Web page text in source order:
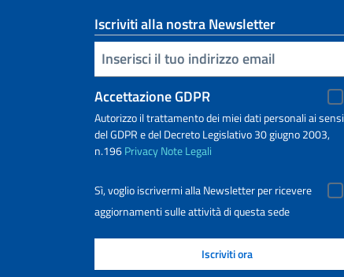
Iscriviti alla nostra Newsletter
Inserisci la tua email
Accettazione GDPR
Autorizzo il trattamento dei miei dati personali ai sensi
del GDPR e del Decreto Legislativo 30 giugno 2003,
n.196PrivacyNote Legali
Sì, voglio iscrivermi alla Newsletter per ricevere
aggiornamenti sulle attività di questa sede